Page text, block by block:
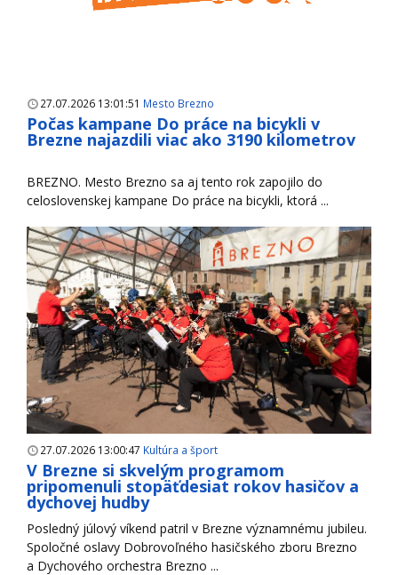
27.07.2026 13:01:51 Mesto Brezno
Počas kampane Do práce na bicykli v
Brezne najazdili viac ako 3190 kilometrov
BREZNO. Mesto Brezno sa aj tento rok zapojilo do
celoslovenskej kampane Do práce na bicykli, ktorá ...
27.07.2026 13:00:47 Kultúra a šport
V Brezne si skvelým programom
pripomenuli stopäťdesiat rokov hasičov a
dychovej hudby
Posledný júlový víkend patril v Brezne významnému jubileu.
Spoločné oslavy Dobrovoľného hasičského zboru Brezno
a Dychového orchestra Brezno ...